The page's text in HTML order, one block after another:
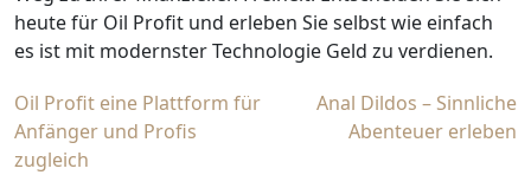
heute für Oil Profit und erleben Sie selbst wie einfach
es ist mit modernster Technologie Geld zu verdienen.
Post
navigation
Oil Profit eine Plattform für
Anfänger und Profis
zugleich
Anal Dildos – Sinnliche
Abenteuer erleben